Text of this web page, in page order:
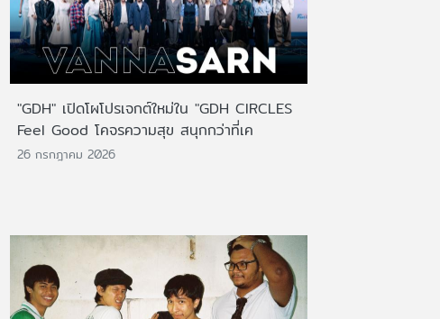
"GDH" เปิดโผโปรเจกต์ใหม่ใน "GDH CIRCLES
Feel Good โคจรความสุข สนุกกว่าที่เค
26 กรกฎาคม 2026